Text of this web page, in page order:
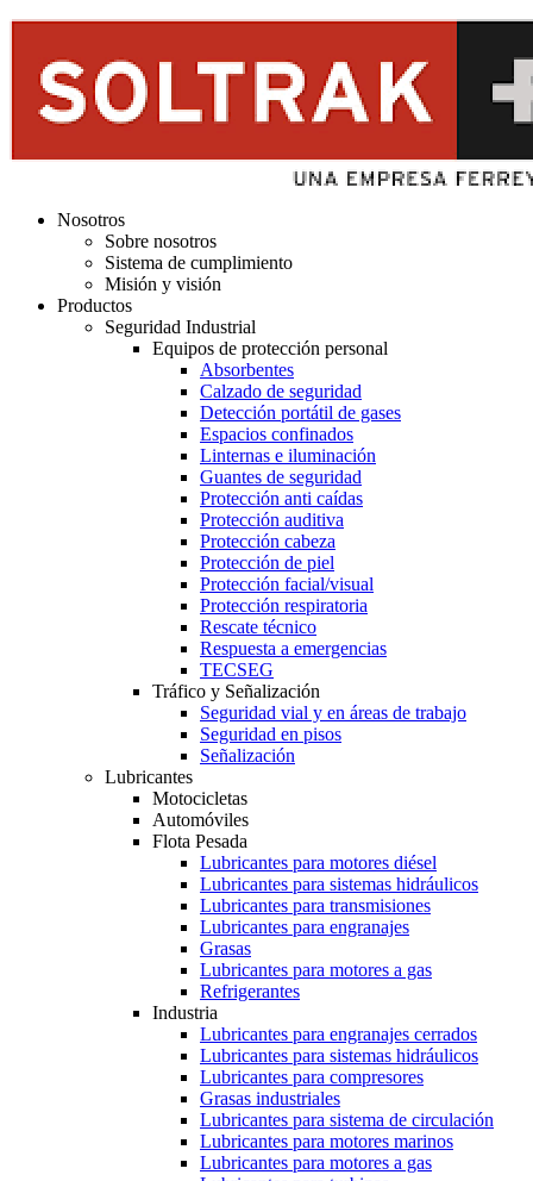
Nosotros
Sobre nosotros
Sistema de cumplimiento
Misión y visión
Productos
Seguridad Industrial
Equipos de protección personal
Absorbentes
Calzado de seguridad
Detección portátil de gases
Espacios confinados
Linternas e iluminación
Guantes de seguridad
Protección anti caídas
Protección auditiva
Protección cabeza
Protección de piel
Protección facial/visual
Protección respiratoria
Rescate técnico
Respuesta a emergencias
TECSEG
Tráfico y Señalización
Seguridad vial y en áreas de trabajo
Seguridad en pisos
Señalización
Lubricantes
Motocicletas
Automóviles
Flota Pesada
Lubricantes para motores diésel
Lubricantes para sistemas hidráulicos
Lubricantes para transmisiones
Lubricantes para engranajes
Grasas
Lubricantes para motores a gas
Refrigerantes
Industria
Lubricantes para engranajes cerrados
Lubricantes para sistemas hidráulicos
Lubricantes para compresores
Grasas industriales
Lubricantes para sistema de circulación
Lubricantes para motores marinos
Lubricantes para motores a gas